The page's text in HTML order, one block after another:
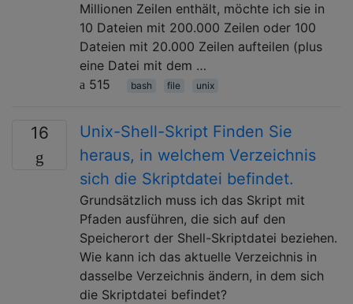
Millionen Zeilen enthält, möchte ich sie in
10 Dateien mit 200.000 Zeilen oder 100
Dateien mit 20.000 Zeilen aufteilen (plus
eine Datei mit dem …
515
bash file unix
16
Unix-Shell-Skript Finden Sie
heraus, in welchem ​​Verzeichnis
sich die Skriptdatei befindet.
Grundsätzlich muss ich das Skript mit
Pfaden ausführen, die sich auf den
Speicherort der Shell-Skriptdatei beziehen.
Wie kann ich das aktuelle Verzeichnis in
dasselbe Verzeichnis ändern, in dem sich
die Skriptdatei befindet?